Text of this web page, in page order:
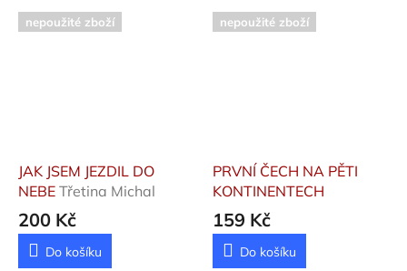
nepoužité zboží
JAK JSEM JEZDIL DO
NEBE Třetina Michal
200 Kč
Do košíku
nepoužité zboží
PRVNÍ ČECH NA PĚTI
KONTINENTECH
159 Kč
Do košíku